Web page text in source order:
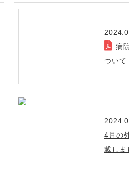
病
ついて
4月の
載しま